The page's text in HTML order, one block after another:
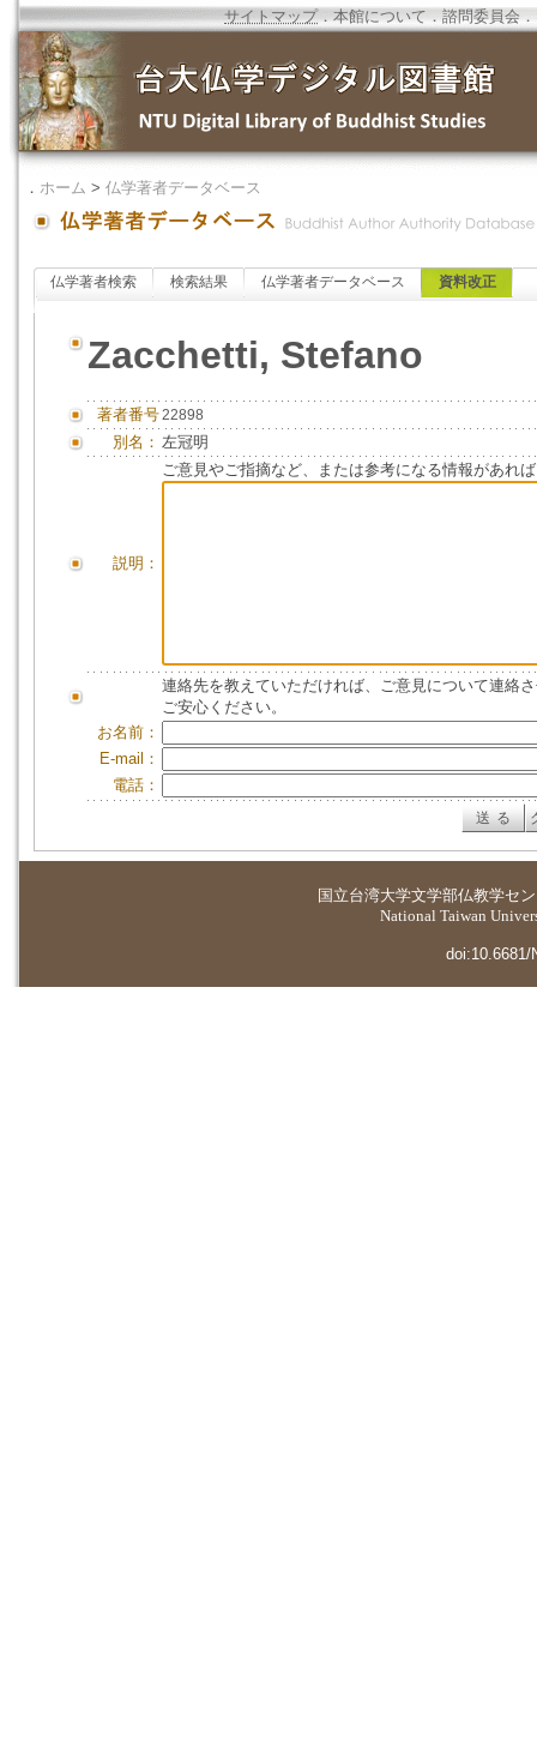
サイトマップ．本館について ．諮問委員会 ．
． ホーム > 仏学著者データベース
仏学著者検索 検索結果 仏学著者データベース 資料改正
Zacchetti, Stefano
著者番号22898
別名： 左冠明
説明：
ご意見やご指摘など、または参考になる情報があれ
連絡先を教えていただければ、ご意見について連絡
ご安心ください。
お名前：
E-mail：
電話：
国立台湾大学文学部仏教学セ
National Taiwan
doi:10.6681/